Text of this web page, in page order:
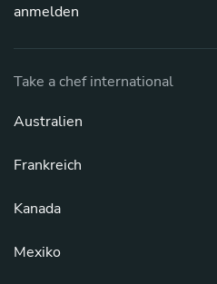
anmelden
Take a chef international
Australien
Frankreich
Kanada
Mexiko